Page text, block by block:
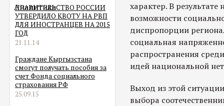
Аналитика
ПРАВИТЕЛЬСТВО РОССИИ
УТВЕРДИЛО КВОТУ НА РВП
ДЛЯ ИНОСТРАНЦЕВ НА 2015
ГОД
21.11.14
Граждане Кыргызстана
смогут получать пособия за
счет Фонда социального
страхования РФ
25.09.15
характер. В
возможности
диспропорции
социальная
распространения
идей национальной
Выход из этой
выбора